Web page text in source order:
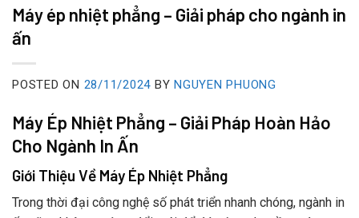
Máy ép nhiệt phẳng – Giải pháp cho ngành in
ấn
POSTED ON 28/11/2024 BY NGUYEN PHUONG
Máy Ép Nhiệt Phẳng – Giải Pháp Hoàn Hảo
Cho Ngành In Ấn
Giới Thiệu Về Máy Ép Nhiệt Phẳng
Trong thời đại công nghệ số phát triển nhanh chóng, ngành in